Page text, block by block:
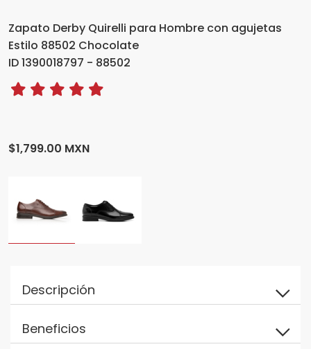
Zapato Derby Quirelli para Hombre con agujetas
Estilo 88502 Chocolate
ID 1390018797 - 88502
$1,799.00 MXN
Descripción
Beneficios